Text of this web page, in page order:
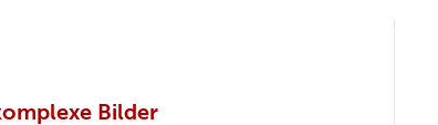
Bilder